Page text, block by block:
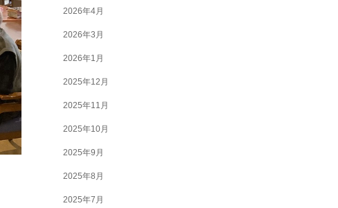
2026年4月
2026年3月
2026年1月
2025年12月
2025年11月
2025年10月
2025年9月
2025年8月
2025年7月